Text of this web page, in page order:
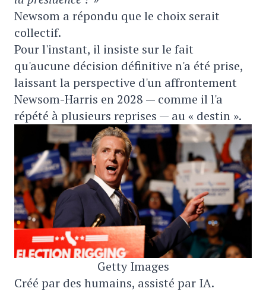
Newsom a répondu que le choix serait
collectif.
Pour l'instant, il insiste sur le fait
qu'aucune décision définitive n'a été prise,
laissant la perspective d'un affrontement
Newsom-Harris en 2028 — comme il l'a
répété à plusieurs reprises — au « destin ».
Getty Images
Créé par des humains, assisté par IA.